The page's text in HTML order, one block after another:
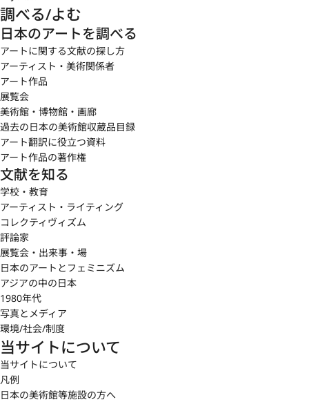
調べる/よむ
日本のアートを調べる
アートに関する文献の探し方
アーティスト・美術関係者
アート作品
展覧会
美術館・博物館・画廊
過去の日本の美術館収蔵品目録
アート翻訳に役立つ資料
アート作品の著作権
文献を知る
学校・教育
アーティスト・ライティング
コレクティヴィズム
評論家
展覧会・出来事・場
日本のアートとフェミニズム
アジアの中の日本
1980年代
写真とメディア
環境/社会/制度
当サイトについて
当サイトについて
凡例
日本の美術館等施設の方へ